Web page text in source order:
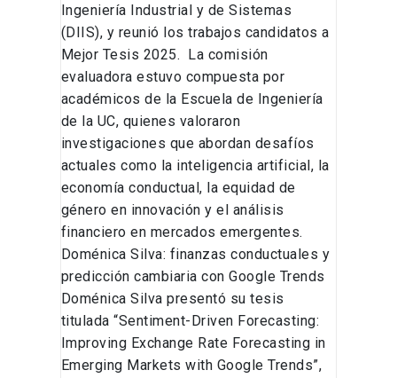
Ingeniería Industrial y de Sistemas
(DIIS), y reunió los trabajos candidatos a
Mejor Tesis 2025. La comisión
evaluadora estuvo compuesta por
académicos de la Escuela de Ingeniería
de la UC, quienes valoraron
investigaciones que abordan desafíos
actuales como la inteligencia artificial, la
economía conductual, la equidad de
género en innovación y el análisis
financiero en mercados emergentes.
Doménica Silva: finanzas conductuales y
predicción cambiaria con Google Trends
Doménica Silva presentó su tesis
titulada “Sentiment-Driven Forecasting:
Improving Exchange Rate Forecasting in
Emerging Markets with Google Trends”,